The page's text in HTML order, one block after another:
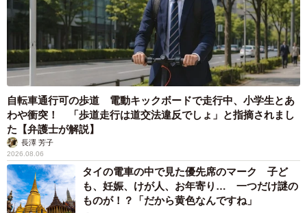
獲器の中で暴れている姿は可哀そうだったが、「手術が終
わったらすぐ離してあげるからね」と、笠松さんは声をか
けた。他の猫も順次TNRしたという。
不妊手術をしたら別猫に
自転車通行可の歩道 電動キックボードで走行中、小学生とあ
わや衝突！ 「歩道走行は道交法違反でしょ」と指摘されまし
た【弁護士が解説】
長澤 芳子
2026.08.06
タイの電車の中で見た優先席のマーク 子ど
も、妊娠、けが人、お年寄り… 一つだけ謎の
ものが！？「だから黄色なんですね」